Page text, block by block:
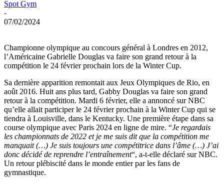
Spot Gym
-
07/02/2024
Championne olympique au concours général à Londres en 2012,
l’Américaine Gabrielle Douglas va faire son grand retour à la
compétition le 24 février prochain lors de la Winter Cup.
Sa dernière apparition remontait aux Jeux Olympiques de Rio, en
août 2016. Huit ans plus tard, Gabby Douglas va faire son grand
retour à la compétition. Mardi 6 février, elle a annoncé sur NBC
qu’elle allait participer le 24 février prochain à la Winter Cup qui se
tiendra à Louisville, dans le Kentucky. Une première étape dans sa
course olympique avec Paris 2024 en ligne de mire. “Je regardais
les championnats de 2022 et je me suis dit que la compétition me
manquait (…) Je suis toujours une compétitrice dans l’âme (…) J’ai
donc décidé de reprendre l’entraînement“, a-t-elle déclaré sur NBC.
Un retour plébiscité dans le monde entier par les fans de
gymnastique.